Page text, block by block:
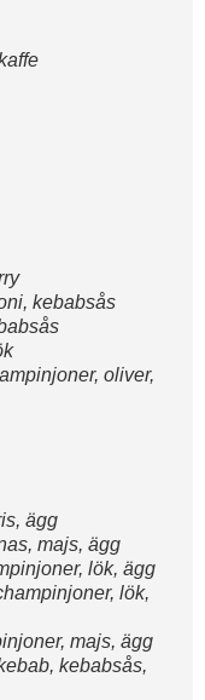
kebabsås
oliver,
ägg
majs, ägg
lök, ägg
lök,
majs, ägg
kebabsås,